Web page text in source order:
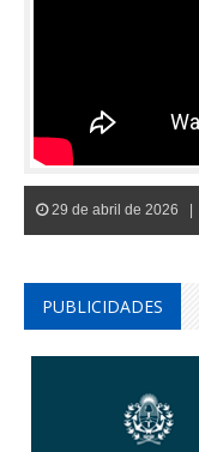
29 de abril de 2026 |
PUBLICIDADES